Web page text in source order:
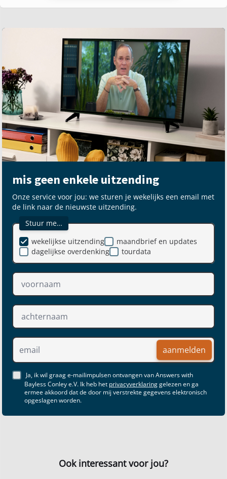
mis geen enkele uitzending
Onze service voor jou: we sturen je wekelijks een email met
de link naar de nieuwste uitzending.
Stuur me…
maandbrief en updates
dagelijkse overdenking
wekelijkse uitzending
tourdata
aanmelden
Ja, ik wil graag e-mailimpulsen ontvangen van Answers with
Bayless Conley e.V. Ik heb het privacyverklaringgelezen en ga
ermee akkoord dat de door mij verstrekte gegevens elektronisch
opgeslagen worden.
Ook interessant voor jou?